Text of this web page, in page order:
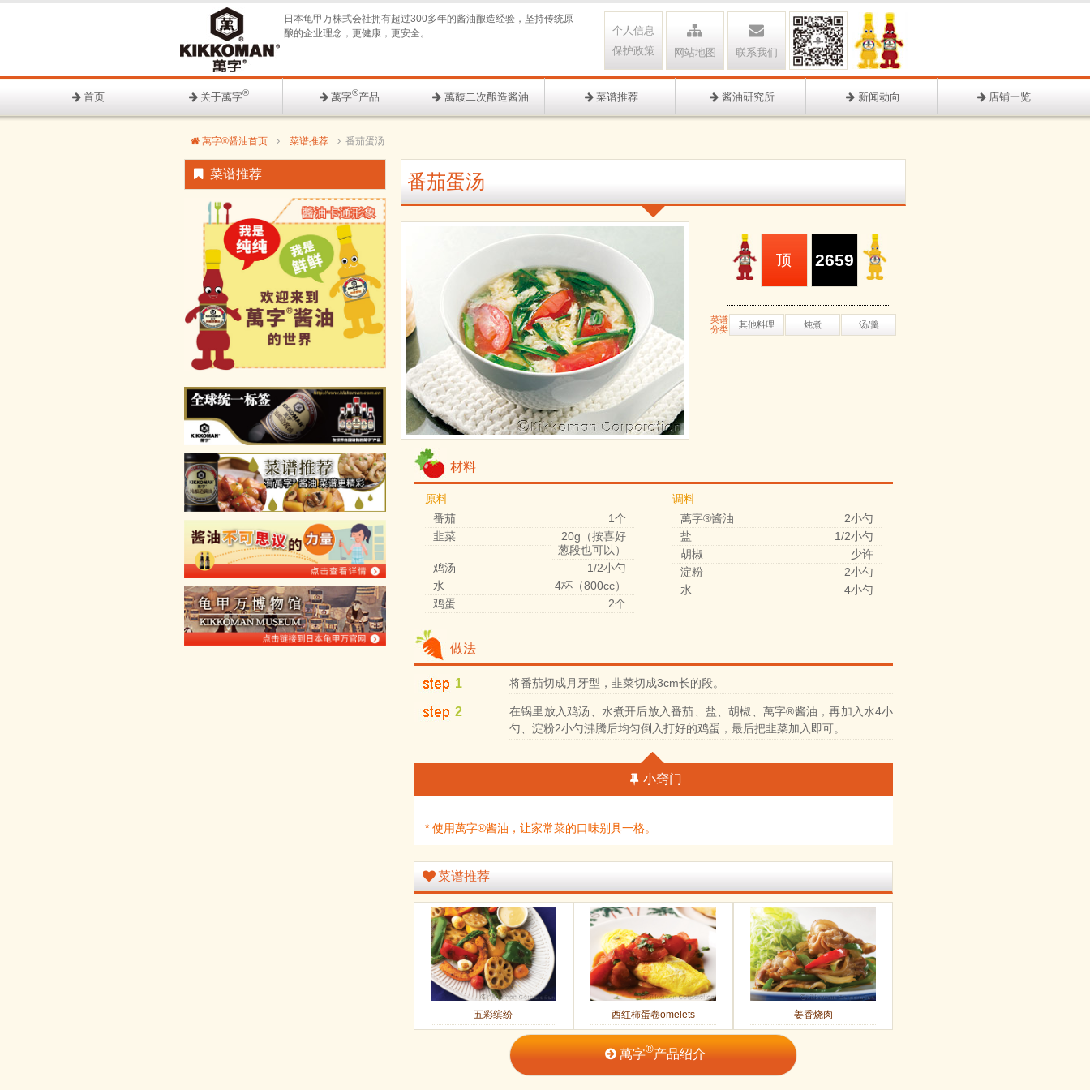
联系我们
网站地图
个人信息
保护政策
日本龟甲万株式会社拥有超过300多年的酱油酿造经验，坚持传统原
酿的企业理念，更健康，更安全。
首页 关于萬字® 萬字®产品 萬馥二次酿造酱油 菜谱推荐 酱油研究所 新闻动向 店铺一览
萬字®醤油首页 菜谱推荐 番茄蛋汤
番茄蛋汤
2659
顶
菜谱
分类
其他料理 炖煮 汤/羹
材料
原料
番茄
1个
韭菜
20g（按喜好
葱段也可以）
鸡汤
1/2小勺
水
4杯（800cc）
鸡蛋
2个
调料
萬字®酱油
2小勺
盐
1/2小勺
胡椒
少许
淀粉
2小勺
水
4小勺
做法
1 将番茄切成月牙型，韭菜切成3cm长的段。
2
在锅里放入鸡汤、水煮开后放入番茄、盐、胡椒、萬字®酱油，再加入水4小
勺、淀粉2小勺沸腾后均匀倒入打好的鸡蛋，最后把韭菜加入即可。
小窍门
* 使用萬字®酱油，让家常菜的口味别具一格。
菜谱推荐
五彩缤纷 西红柿蛋卷omelets 姜香烧肉
萬字®产品绍介
菜谱推荐